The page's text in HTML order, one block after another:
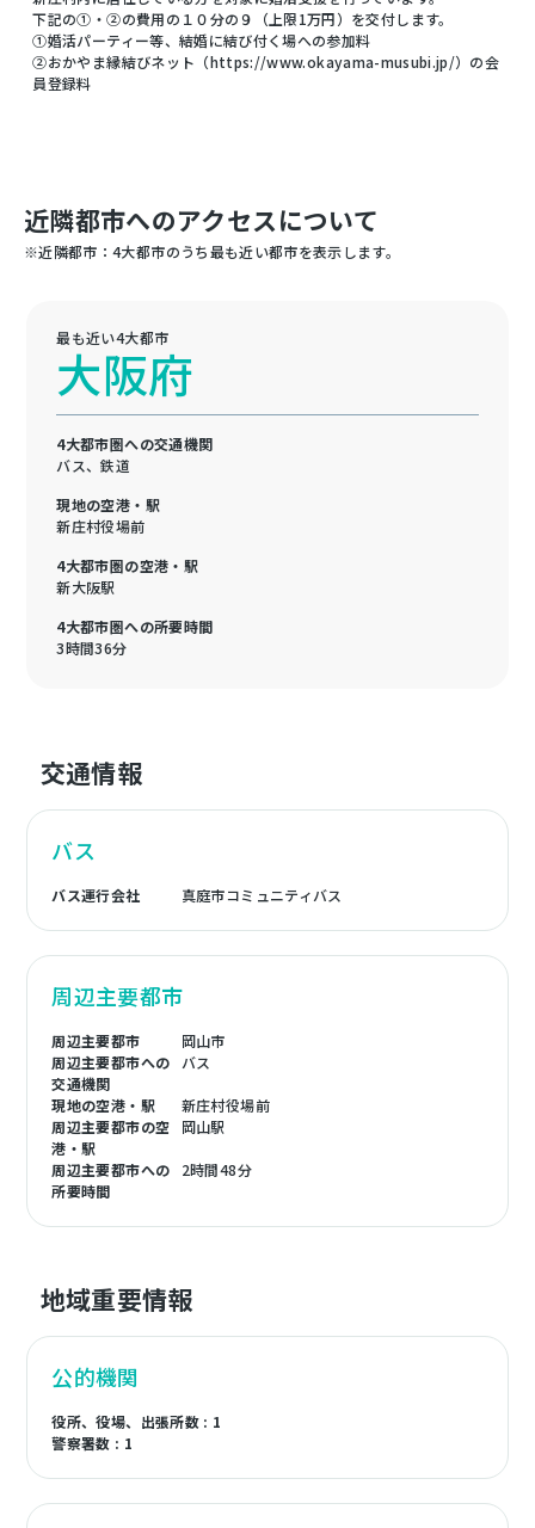
下記の①・②の費用の１０分の９（上限1万円）を交付します。
①婚活パーティー等、結婚に結び付く場への参加料
②おかやま縁結びネット（https://www.okayama-musubi.jp/）の会
員登録料
近隣都市へのアクセスについて
※近隣都市：4大都市のうち最も近い都市を表示します。
最も近い4大都市
大阪府
4大都市圏への交通機関
バス、鉄道
現地の空港・駅
新庄村役場前
4大都市圏の空港・駅
新大阪駅
4大都市圏への所要時間
3時間36分
交通情報
バス
バス運行会社 真庭市コミュニティバス
周辺主要都市
周辺主要都市
岡山市
周辺主要都市への
交通機関
バス
現地の空港・駅
新庄村役場前
周辺主要都市の空
港・駅
岡山駅
周辺主要都市への
所要時間
2時間48分
地域重要情報
公的機関
役所、役場、出張所数 : 1
警察署数 : 1